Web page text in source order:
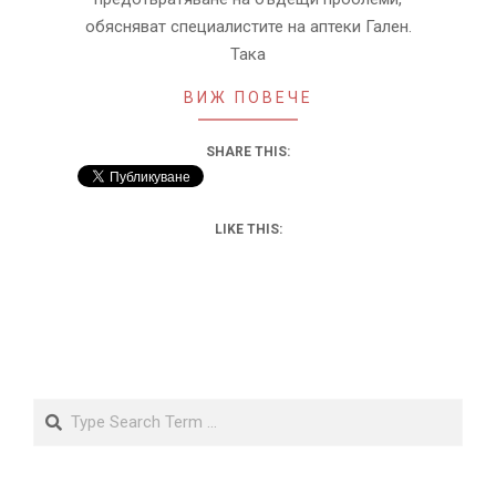
обясняват специалистите на аптеки Гален.
Така
ВИЖ ПОВЕЧЕ
SHARE THIS:
LIKE THIS: